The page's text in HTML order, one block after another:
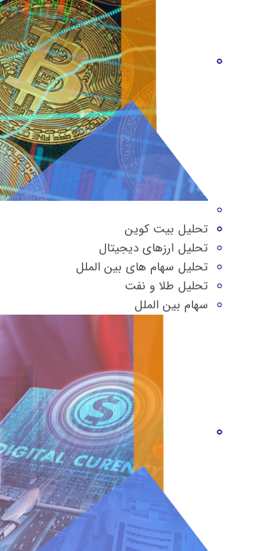
تحلیل بیت کوین
تحلیل ارزهای دیجیتال
تحلیل سهام های بین الملل
تحلیل طلا و نفت
سهام بین الملل